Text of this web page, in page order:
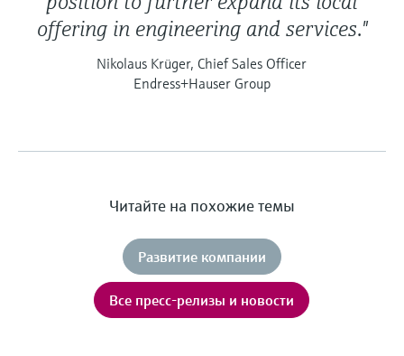
offering in engineering and services."
Nikolaus Krüger, Chief Sales Officer
Endress+Hauser Group
Читайте на похожие темы
Развитие компании
Все пресс-релизы и новости